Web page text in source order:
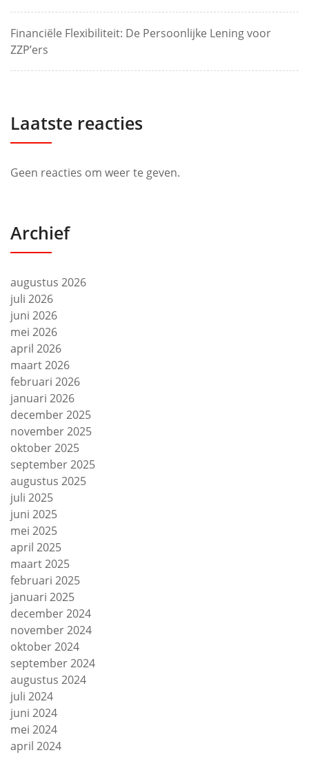
Financiële Flexibiliteit: De Persoonlijke Lening voor
ZZP’ers
Laatste reacties
Geen reacties om weer te geven.
Archief
augustus 2026
juli 2026
juni 2026
mei 2026
april 2026
maart 2026
februari 2026
januari 2026
december 2025
november 2025
oktober 2025
september 2025
augustus 2025
juli 2025
juni 2025
mei 2025
april 2025
maart 2025
februari 2025
januari 2025
december 2024
november 2024
oktober 2024
september 2024
augustus 2024
juli 2024
juni 2024
mei 2024
april 2024